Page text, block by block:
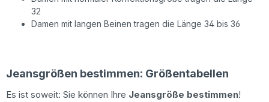
32
Damen mit langen Beinen tragen die Länge 34 bis 36
Jeansgrößen bestimmen: Größentabellen
Es ist soweit: Sie können Ihre Jeansgröße bestimmen!